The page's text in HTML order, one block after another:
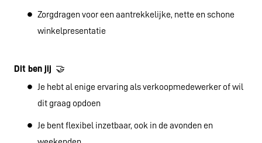
Zorgdragen voor een aantrekkelijke, nette en schone
winkelpresentatie
Dit ben jij 🤝
Je hebt al enige ervaring als verkoopmedewerker of wil
dit graag opdoen
Je bent flexibel inzetbaar, ook in de avonden en